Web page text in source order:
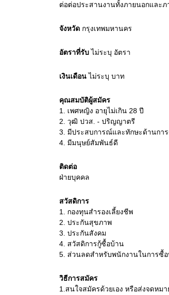
ต่อต่อประสานงานทั้งภายนอกและ
จังหวัด กรุงเทพมหานคร
อัตราที่รับไม่ระบุ อัตรา
เงินเดือนไม่ระบุ บาท
คุณสมบัติผู้สมัคร
1.
เพศหญิง อายุไม่เกิน 28 ปี
2. วุฒิ ปวส. - ปริญญาตรี
3. มีประสบการณ์และทักษะด้านกา
4. มีมนุษย์สัมพันธ์ดี
ติดต่อ
ฝ่ายบุคคล
สวัสดิการ
1. กองทุนสำรองเลี้ยงชีพ
2. ประกันสุขภาพ
3. ประกันสังคม
4. สวัสดิการกู้ซื้อบ้าน
5. ส่วนลดสำหรับพนักงานในการซื้อ
วิธีการสมัคร
1.สนใจสมัครด้วยเอง หรือส่งจดหม